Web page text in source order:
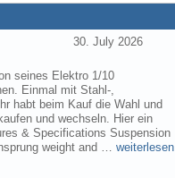
30. July 2026
seines Elektro 1/10
Einmal mit Stahl-,
habt beim Kauf die Wahl und
und wechseln. Hier ein
& Specifications Suspension
weight and …weiterlesen